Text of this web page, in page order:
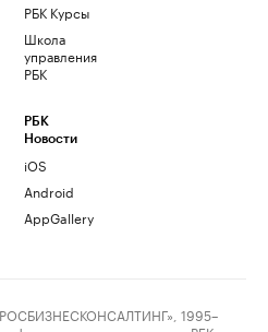
РБК Курсы
Школа
управления
РБК
РБК
Новости
iOS
Android
AppGallery
1995–